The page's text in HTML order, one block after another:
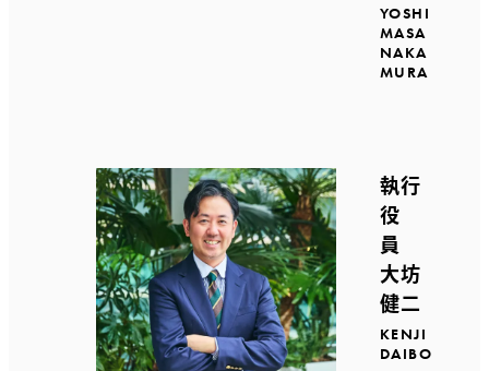
YOSHI
MASA
NAKA
MURA
執行
役
員
大坊
健二
KENJI
DAIBO